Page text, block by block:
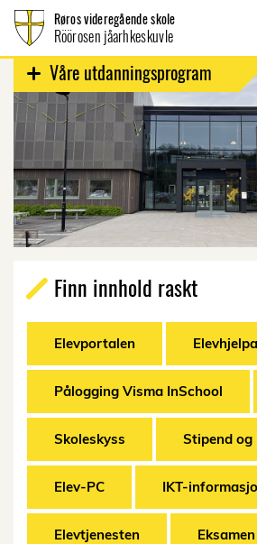
Hopp til innhold
Røros videregående skole
Röörosen jåarhkeskuvle
Våre utdanningsprogram
Finn innhold raskt
Elevportalen Elevhjelpa
Pålogging Visma InSchool
Skoleskyss Stipend og
Elev-PC IKT-
Elevtjenesten Eksamen